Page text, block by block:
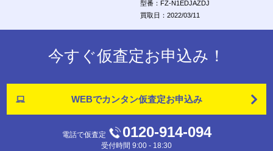
型番：FZ-N1EDJAZDJ
買取日：2022/03/11
今すぐ仮査定お申込み！
WEBでカンタン仮査定お申込み
電話で仮査定 0120-914-094
受付時間 9:00 - 18:30